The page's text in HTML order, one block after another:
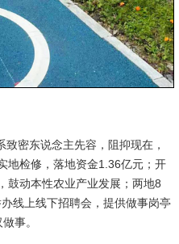
密东说念主先容，阻抑现在，
地检修，落地资金1.36亿元；开
鼓动本性农业产业发展；两地8
线上线下招聘会，提供做事岗亭
事。